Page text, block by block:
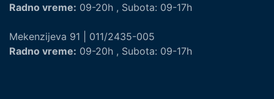
Radno vreme: 09-20h , Subota: 09-17h
Mekenzijeva 91 | 011/2435-005
Radno vreme: 09-20h , Subota: 09-17h